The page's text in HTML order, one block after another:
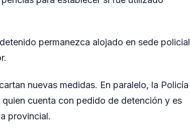
permanezca alojado en sede policial
nuevas medidas. En paralelo, la Policía
cuenta con pedido de detención y es
provincial.